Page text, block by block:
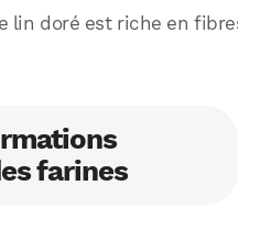
lin doré est riche en fibres,
farines